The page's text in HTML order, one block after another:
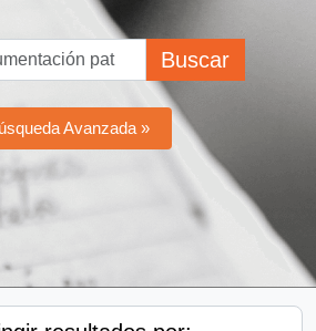
Buscar
Avanzada »